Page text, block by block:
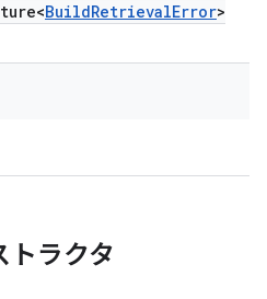
BuildRetrievalError>
トラクタ